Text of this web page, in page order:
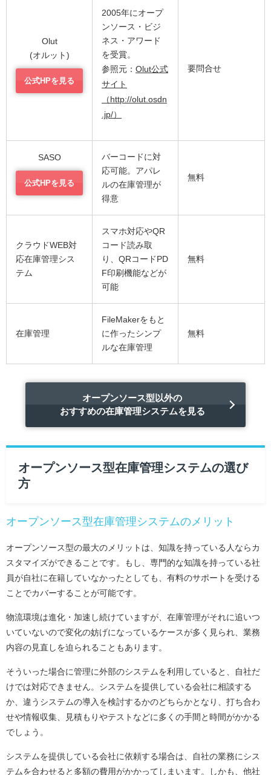
Olut
(オルット)
公式HPを見る
2005年にオープ
ンソース・ビジ
ネス・アワード
を受賞。
参照元： Olut公式
サイト
（http://olut.osdn
.jp/）
要問合せ
SASO
公式HPを見る
バーコードに対
応可能。アパレ
ルの在庫管理が
得意
無料
クラウドWEB対
応在庫管理シス
テム
スマホ対応やQR
コード読み取
り、QRコードPD
F印刷機能などが
可能
無料
在庫管理
FileMakerをもと
に作ったシンプ
ルな在庫管理
無料
オープンソース型以外の
おすすめの在庫管理システムを見る
オープンソース型在庫管理システムの選び
方
オープンソース型在庫管理システムのメリット
オープンソース型の最大のメリットは、知識を持っている人ならカ
スタマイズができることです。もし、専門的な知識を持っている社
員が自社に在籍していなかったとしても、有料のサポートを受ける
ことでカバーすることが可能です。
物流環境は進化・加速し続けていますが、在庫管理がそれに追いつ
いていないので変化の妨げになっているケースが多く見られ、業務
内容の見直しを迫られることもあります。
そういった場合に管理に外部のシステムを利用していると、自社だ
けでは対応できません。システムを提供している会社に相談する
か、違うシステムの導入を検討するかのどちらかとなり、打ち合わ
せや情報収集、見積もりやテストなどに多くの手間と時間がかかる
でしょう。
システムを提供している会社に依頼する場合は、自社の業務にシス
テムを合わせると多額の費用がかかってしまいます。しかも、他社